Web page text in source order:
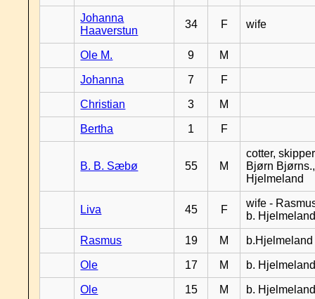
Johanna
Haaverstun
34 F wife
Ole M. 9 M
Johanna 7 F
Christian 3 M
Bertha 1 F
B. B. Sæbø 55 M
cotter,
Bjørn
Hjelmeland
Liva 45 F
wife -
b.
Rasmus 19 M b.Hjelmeland
Ole 17 M b.
Ole 15 M b.